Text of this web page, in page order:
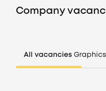
Company
All vacancies Graphics